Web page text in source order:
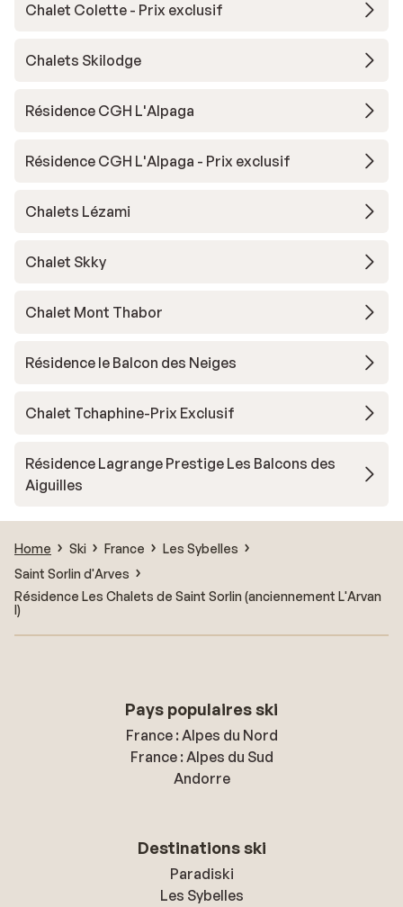
Chalet Colette - Prix exclusif
Chalets Skilodge
Résidence CGH L'Alpaga
Résidence CGH L'Alpaga - Prix exclusif
Chalets Lézami
Chalet Skky
Chalet Mont Thabor
Résidence le Balcon des Neiges
Chalet Tchaphine-Prix Exclusif
Résidence Lagrange Prestige Les Balcons des
Aiguilles
Home Ski France
Les Sybelles
Saint Sorlin d'Arves
Résidence Les Chalets de Saint Sorlin (anciennement L'Arvan
I)
Pays populaires ski
France : Alpes du Nord
France : Alpes du Sud
Andorre
Destinations ski
Paradiski
Les Sybelles